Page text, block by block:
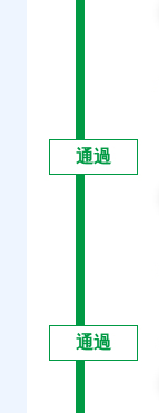
通過
通過